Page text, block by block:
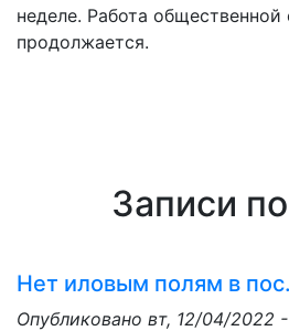
неделе. Работа общественной
продолжается.
Записи
Нет иловым полям в
Опубликовано вт, 12/04/2022 -